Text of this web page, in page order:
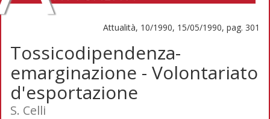
Attualità, 10/1990, 15/05/1990, pag. 301
Tossicodipendenza-
emarginazione - Volontariato
d'esportazione
S. Celli